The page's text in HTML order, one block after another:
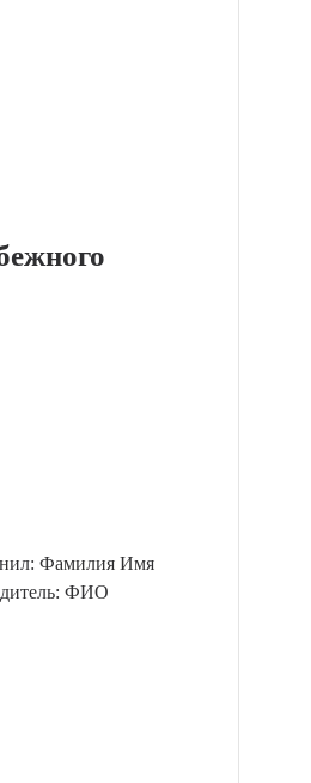
Фамилия Имя
ФИО